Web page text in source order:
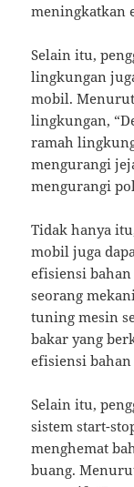
meningkatkan
Selain itu,
lingkungan
mobil.
lingkungan,
ramah
mengurangi
mengurangi
Tidak hanya
mobil juga
efisiensi
seorang
tuning mesin
bakar yang
efisiensi
Selain itu,
sistem start-
menghemat
buang.